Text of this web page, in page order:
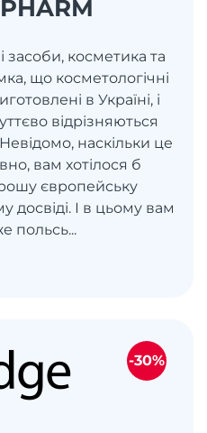
засоби, косметика та
що косметологічні
в Україні, і
відрізняються
наскільки це
вам хотілося б
європейську
досвіді. І в цьому вам
польсь...
-30%